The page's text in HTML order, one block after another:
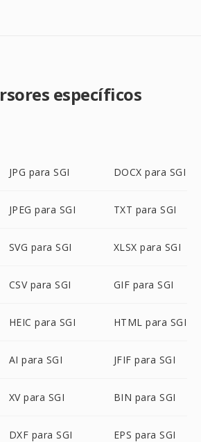
específicos
JPG para SGI DOCX para SGI
JPEG para SGI TXT para SGI
SVG para SGI XLSX para SGI
CSV para SGI GIF para SGI
HEIC para SGI HTML para SGI
AI para SGI JFIF para SGI
XV para SGI BIN para SGI
DXF para SGI EPS para SGI